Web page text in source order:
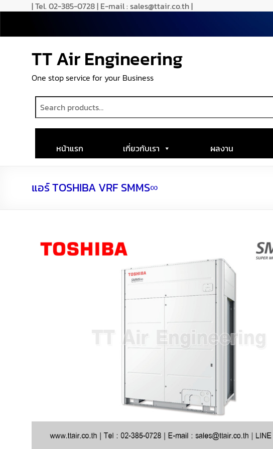
| Tel. 02-385-0728 | E-mail : sales@ttair.co.th |
TT Air Engineering
One stop service for your Business
หน้าแรก เกี่ยวกับเรา ผลงาน
แอร์ TOSHIBA VRF SMMS∞